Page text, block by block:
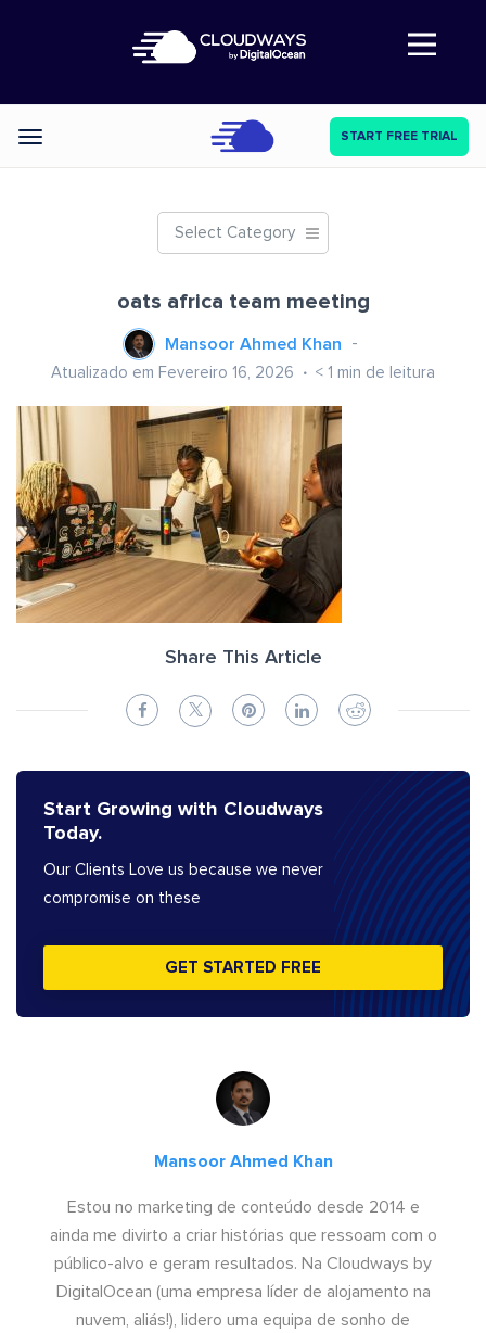
Abre a navegação
Categories START FREE TRIAL
Select Category
oats africa team meeting
Mansoor Ahmed Khan
Atualizado em Fevereiro 16, 2026 < 1 min de leitura
Share This Article
Start Growing with Cloudways
Today.
Our Clients Love us because we never
compromise on these
GET STARTED FREE
Mansoor Ahmed Khan
Estou no marketing de conteúdo desde 2014 e
ainda me divirto a criar histórias que ressoam com o
público-alvo e geram resultados. Na Cloudways by
DigitalOcean (uma empresa líder de alojamento na
nuvem, aliás!), lidero uma equipa de sonho de